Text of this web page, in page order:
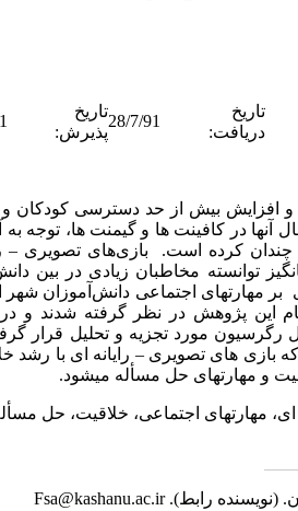
تاریخ
دریافت:
28/7/91
تاریخ
پذیرش:
و افزایش بیش از حد دسترسی کودکان
آن­ها در کافی­نت­ ها و گیم­نت­ ها، توجه
چندان کرده است. بازی‌های تصویری –
توانسته مخاطبان زیادی در بین
این پژوهش در نظر گرفته شدند و
های تصویری – رایانه ­ای با رشد
و مهارت­های حل مسأله می­شود.
­ای، مهارت­های اجتماعی، خلاقیت، حل
(نویسنده رابط).Fsa@kashanu.ac.ir